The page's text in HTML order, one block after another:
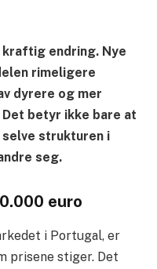
endring. Nye
rimeligere
dyrere og mer
betyr ikke bare at
strukturen i
seg.
euro
i Portugal, er
prisene stiger. Det